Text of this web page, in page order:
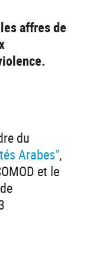
affres de
du
Arabes",
et le